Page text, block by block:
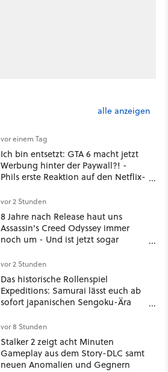
alle anzeigen
vor einem Tag
Ich bin entsetzt: GTA 6 macht jetzt
Werbung hinter der Paywall?! -
Phils erste Reaktion auf den Netflix-
vor 2 Stunden
8 Jahre nach Release haut uns
Assassin's Creed Odyssey immer
noch um - Und ist jetzt sogar
vor 2 Stunden
Das historische Rollenspiel
Expeditions: Samurai lässt euch ab
sofort japanischen Sengoku-Ära
oder Diplomatie
vor 8 Stunden
Stalker 2 zeigt acht Minuten
Gameplay aus dem Story-DLC samt
neuen Anomalien und Gegnern